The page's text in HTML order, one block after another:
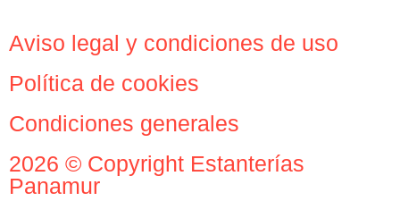
Aviso legal y condiciones de uso
Política de cookies
Condiciones generales
2026 © Copyright Estanterías
Panamur